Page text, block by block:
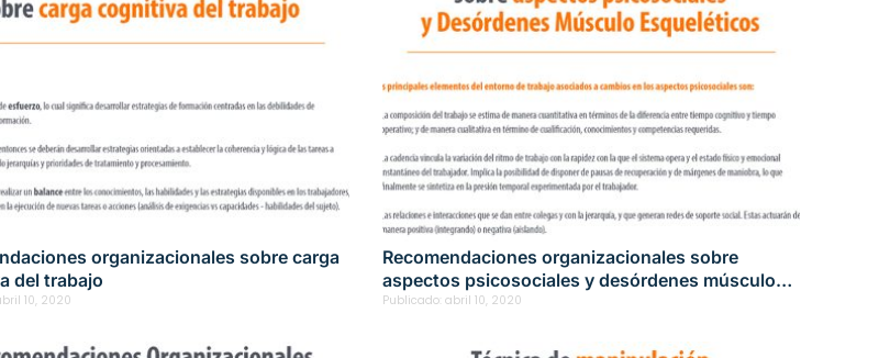
organizacionales sobre carga
del trabajo
10, 2020
Recomendaciones organizacionales sobre
aspectos psicosociales y desórdenes músculo
esqueléticos
Publicado: abril 10, 2020